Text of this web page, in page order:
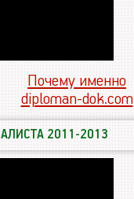
Почему именно
diploman-dok.com
2011-2013